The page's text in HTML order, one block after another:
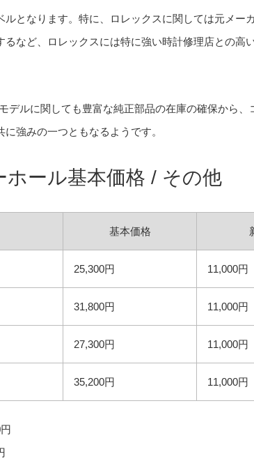
となります。特に、ロレックスに関しては元メー
など、ロレックスには特に強い時計修理店との高
デルに関しても豊富な純正部品の在庫の確保から、
強みの一つともなるようです。
ホール基本価格 / その他
基本価格
25,300円 11,000円
31,800円 11,000円
27,300円 11,000円
35,200円 11,000円